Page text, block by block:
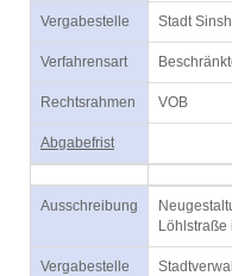
Vergabestelle Stadt
Verfahrensart
Rechtsrahmen VOB
Abgabefrist
Ausschreibung
Vergabestelle